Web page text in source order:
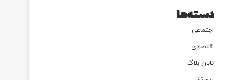
دسته‌ها
اجتماعی
اقتصادی
تابان بلاگ